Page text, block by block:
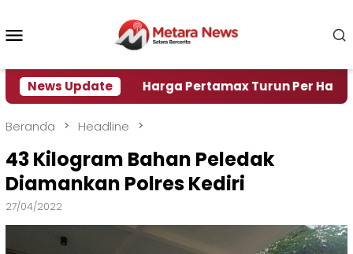
konten
News Update
Air Harga Pertamax Turun Per Hari Ini, Segini
Beranda Headline
43 Kilogram Bahan Peledak
Diamankan Polres Kediri
27/04/2022